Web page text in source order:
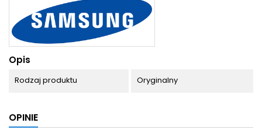
Opis
Rodzaj produktu Oryginalny
OPINIE